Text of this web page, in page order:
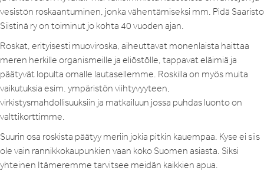
vesistön roskaantuminen, jonka vähentämiseksi mm. Pidä Saaristo
Siistinä ry on toiminut jo kohta 40 vuoden ajan.
Roskat, erityisesti muoviroska, aiheuttavat monenlaista haittaa
meren herkille organismeille ja eliöstölle, tappavat eläimiä ja
päätyvät lopulta omalle lautasellemme. Roskilla on myös muita
vaikutuksia esim. ympäristön viihtyvyyteen,
virkistysmahdollisuuksiin ja matkailuun jossa puhdas luonto on
valttikorttimme.
Suurin osa roskista päätyy meriin jokia pitkin kauempaa. Kyse ei siis
ole vain rannikkokaupunkien vaan koko Suomen asiasta. Siksi
yhteinen Itämeremme tarvitsee meidän kaikkien apua.